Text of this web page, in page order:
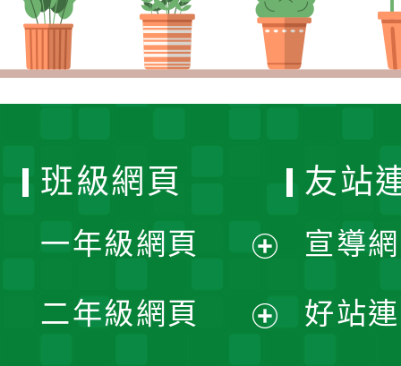
班級網頁
一年級網頁
開
二年級網頁
友站
宣導
好站